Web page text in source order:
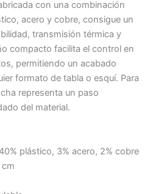
con una combinación
acero y cobre, consigue un
transmisión térmica y
compacto facilita el control en
permitiendo un acabado
formato de tabla o esquí. Para
representa un paso
del material.
plástico, 3% acero, 2% cobre
cm